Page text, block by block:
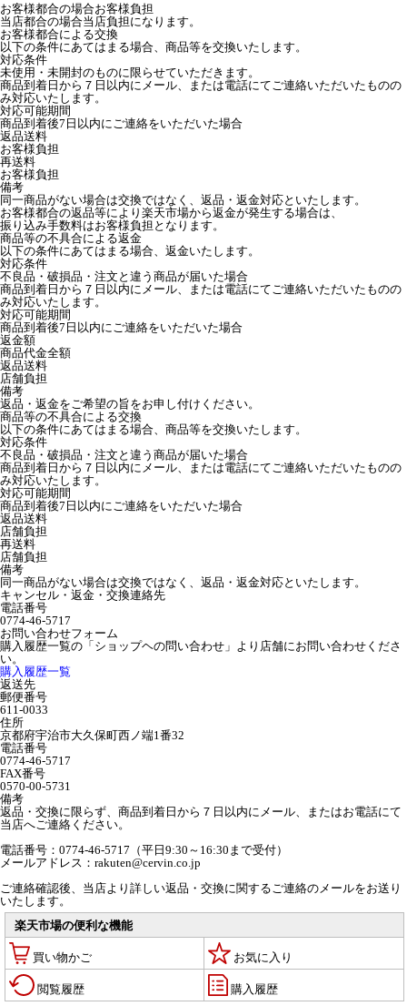
お客様都合の場合お客様負担
当店都合の場合当店負担になります。
お客様都合による交換
以下の条件にあてはまる場合、商品等を交換いたします。
対応条件
未使用・未開封のものに限らせていただきます。
商品到着日から７日以内にメール、または電話にてご連絡いただいたものの
み対応いたします。
対応可能期間
商品到着後7日以内にご連絡をいただいた場合
返品送料
お客様負担
再送料
お客様負担
備考
同一商品がない場合は交換ではなく、返品・返金対応といたします。
お客様都合の返品等により楽天市場から返金が発生する場合は、
振り込み手数料はお客様負担となります。
商品等の不具合による返金
以下の条件にあてはまる場合、返金いたします。
対応条件
不良品・破損品・注文と違う商品が届いた場合
商品到着日から７日以内にメール、または電話にてご連絡いただいたものの
み対応いたします。
対応可能期間
商品到着後7日以内にご連絡をいただいた場合
返金額
商品代金全額
返品送料
店舗負担
備考
返品・返金をご希望の旨をお申し付けください。
商品等の不具合による交換
以下の条件にあてはまる場合、商品等を交換いたします。
対応条件
不良品・破損品・注文と違う商品が届いた場合
商品到着日から７日以内にメール、または電話にてご連絡いただいたものの
み対応いたします。
対応可能期間
商品到着後7日以内にご連絡をいただいた場合
返品送料
店舗負担
再送料
店舗負担
備考
同一商品がない場合は交換ではなく、返品・返金対応といたします。
キャンセル・返金・交換連絡先
電話番号
0774-46-5717
お問い合わせフォーム
購入履歴一覧の「ショップヘの問い合わせ」より店舗にお問い合わせくださ
い。
購入履歴一覧
返送先
郵便番号
611-0033
住所
京都府宇治市大久保町西ノ端1番32
電話番号
0774-46-5717
FAX番号
0570-00-5731
備考
返品・交換に限らず、商品到着日から７日以内にメール、またはお電話にて
当店へご連絡ください。
電話番号：0774-46-5717（平日9:30～16:30まで受付）
メールアドレス：rakuten@cervin.co.jp
ご連絡確認後、当店より詳しい返品・交換に関するご連絡のメールをお送り
いたします。
楽天市場の便利な機能
買い物かご お気に入り
閲覧履歴 購入履歴